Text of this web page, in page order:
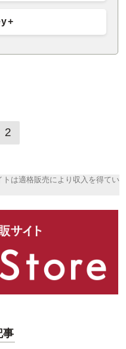
2
は適格販売により収入を得てい
事